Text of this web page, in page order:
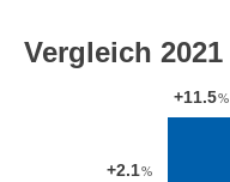
Vergleich 2021
+2.1%
+11.5%